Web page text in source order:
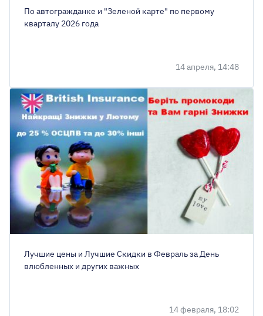
По автогражданке и "Зеленой карте" по первому
кварталу 2026 года
14 апреля, 14:48
Лучшие цены и Лучшие Скидки в Февраль за День
влюбленных и других важных
14 февраля, 18:02